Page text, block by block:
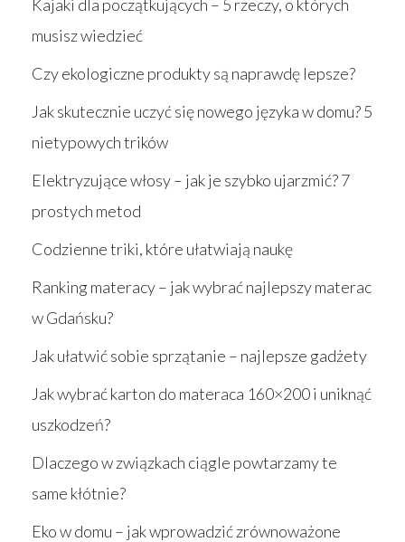
Kajaki dla początkujących – 5 rzeczy, o których
musisz wiedzieć
Czy ekologiczne produkty są naprawdę lepsze?
Jak skutecznie uczyć się nowego języka w domu? 5
nietypowych trików
Elektryzujące włosy – jak je szybko ujarzmić? 7
prostych metod
Codzienne triki, które ułatwiają naukę
Ranking materacy – jak wybrać najlepszy materac
w Gdańsku?
Jak ułatwić sobie sprzątanie – najlepsze gadżety
Jak wybrać karton do materaca 160×200 i uniknąć
uszkodzeń?
Dlaczego w związkach ciągle powtarzamy te
same kłótnie?
Eko w domu – jak wprowadzić zrównoważone